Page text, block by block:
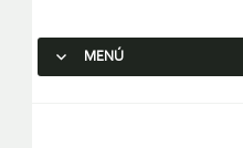
MENÚ